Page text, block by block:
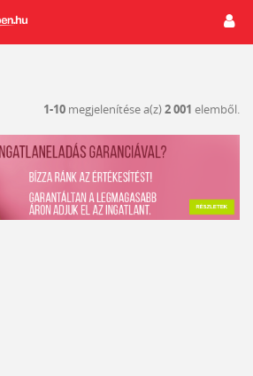
1-10 megjelenítése a(z)2 001 elemből.